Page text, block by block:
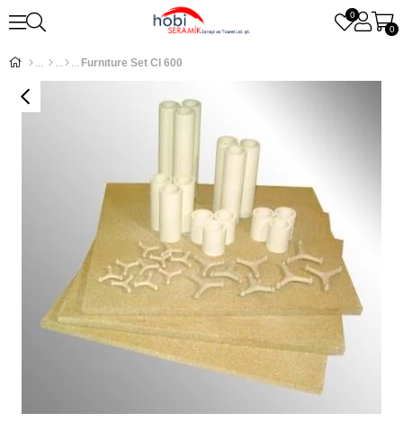
0
0
Furnıture Set Cl 600